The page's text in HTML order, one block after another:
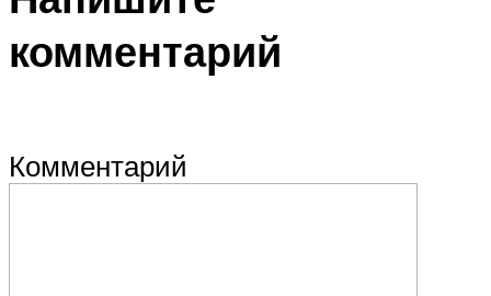
комментарий
Комментарий